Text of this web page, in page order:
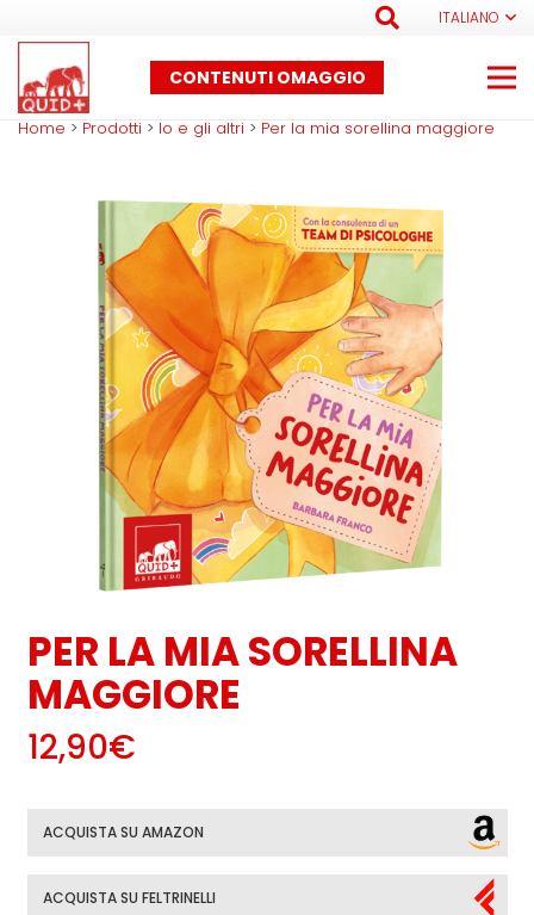
ITALIANO
CONTENUTI OMAGGIO
Home > Prodotti > Io e gli altri > Per la mia sorellina maggiore
PER LA MIA SORELLINA
MAGGIORE
12,90€
ACQUISTA SU AMAZON
ACQUISTA SU FELTRINELLI